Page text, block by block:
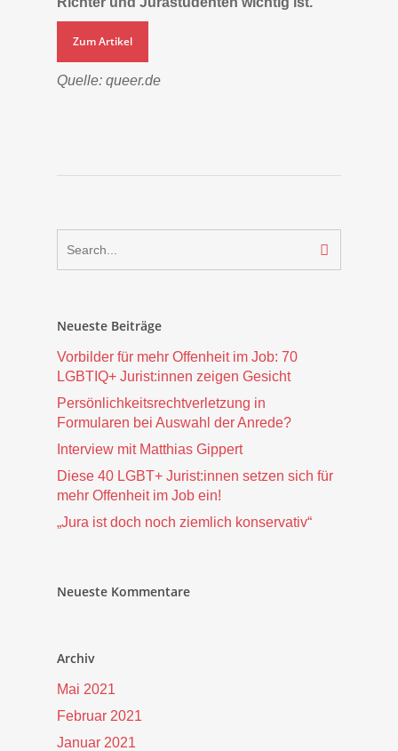
Zum Artikel
Quelle: queer.de
Neueste Beiträge
Vorbilder für mehr Offenheit im Job: 70
LGBTIQ+ Jurist:innen zeigen Gesicht
Persönlichkeitsrechtverletzung in
Formularen bei Auswahl der Anrede?
Interview mit Matthias Gippert
Diese 40 LGBT+ Jurist:innen setzen sich für
mehr Offenheit im Job ein!
„Jura ist doch noch ziemlich konservativ“
Neueste Kommentare
Archiv
Mai 2021
Februar 2021
Januar 2021